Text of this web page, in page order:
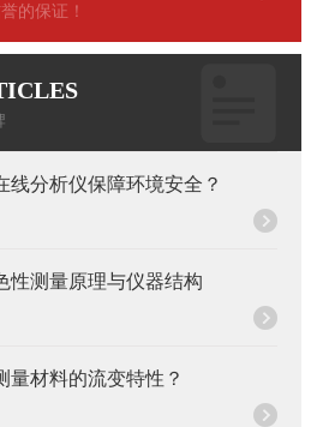
的保证！
线分析仪保障环境安全？
性测量原理与仪器结构
量材料的流变特性？